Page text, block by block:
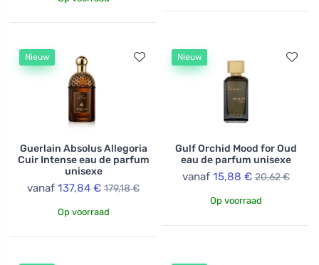
Nieuw
Guerlain Absolus Allegoria
Cuir Intense eau de parfum
unisexe
vanaf 137,84 € 179,18 €
Op voorraad
Nieuw
Gulf Orchid Mood for Oud
eau de parfum unisexe
vanaf 15,88 € 20,62 €
Op voorraad